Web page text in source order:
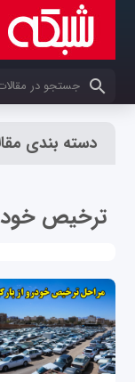
کلمات کلیدی خود
دسته بندی
ترخیص